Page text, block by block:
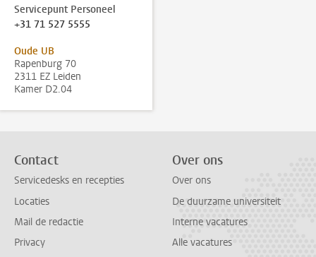
Servicepunt Personeel
+31 71 527 5555
Oude UB
Rapenburg 70
2311 EZ Leiden
Kamer D2.04
Contact
Servicedesks en recepties
Locaties
Mail de redactie
Privacy
Over ons
Over ons
De duurzame universiteit
Interne vacatures
Alle vacatures